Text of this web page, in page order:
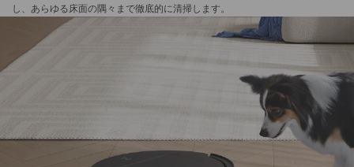
し、あらゆる床面の隅々まで徹底的に清掃します。